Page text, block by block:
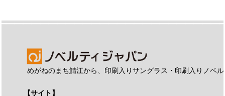
めがねのまち鯖江から、印刷入りサングラス・印刷入りノベ
【サイト】